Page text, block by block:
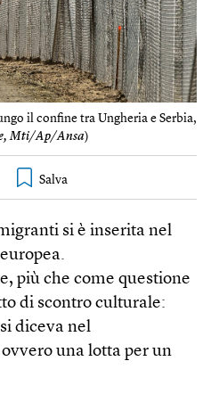
il confine tra Ungheria e Serbia,
Mti/Ap/Ansa)
si è inserita nel
più che come questione
di scontro culturale:
diceva nel
una lotta per un